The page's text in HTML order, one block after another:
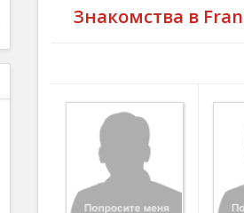
Знакомства в